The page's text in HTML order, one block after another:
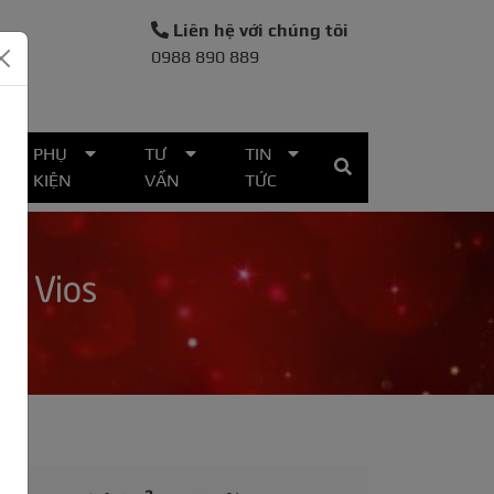
Liên hệ với chúng tôi
0988 890 889
PHỤ
KIỆN
TƯ
VẤN
TIN
TỨC
Vios